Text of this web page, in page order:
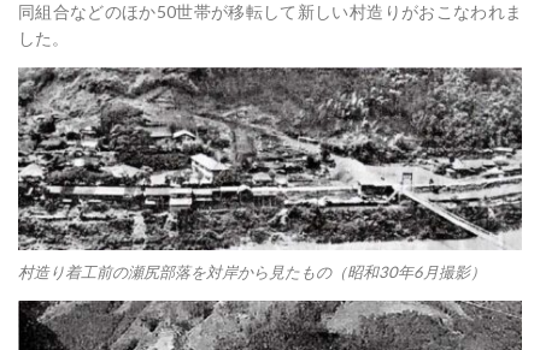
同組合などのほか50世帯が移転して新しい村造りがおこなわれま
した。
村造り着工前の瀬尻部落を対岸から見たもの（昭和30年6月撮影）